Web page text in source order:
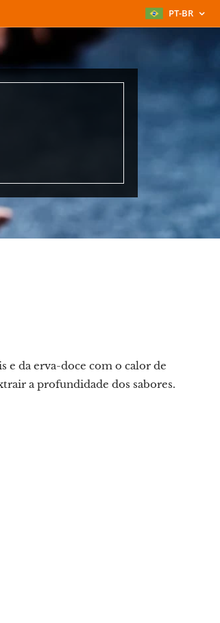
PT-BR
e da erva-doce com o calor de
a profundidade dos sabores.